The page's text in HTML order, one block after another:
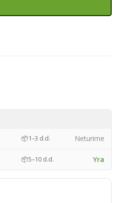
📦1–3 d.d. Neturime
📦5–10 d.d. Yra